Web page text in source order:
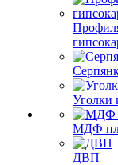
Уголки
МДФ
ДВП